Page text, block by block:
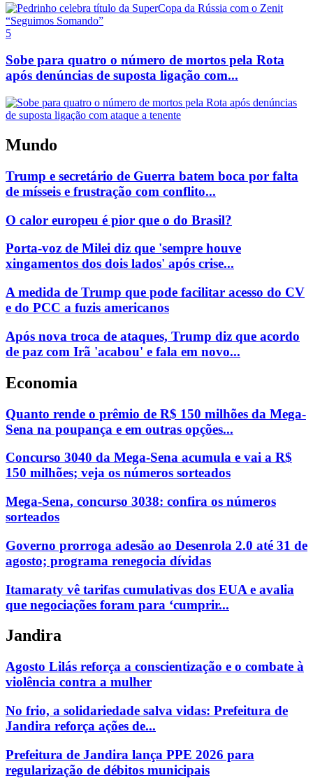
5
Sobe para quatro o número de mortos pela Rota
após denúncias de suposta ligação com...
Mundo
Trump e secretário de Guerra batem boca por falta
de mísseis e frustração com conflito...
O calor europeu é pior que o do Brasil?
Porta-voz de Milei diz que 'sempre houve
xingamentos dos dois lados' após crise...
A medida de Trump que pode facilitar acesso do CV
e do PCC a fuzis americanos
Após nova troca de ataques, Trump diz que acordo
de paz com Irã 'acabou' e fala em novo...
Economia
Quanto rende o prêmio de R$ 150 milhões da Mega-
Sena na poupança e em outras opções...
Concurso 3040 da Mega-Sena acumula e vai a R$
150 milhões; veja os números sorteados
Mega-Sena, concurso 3038: confira os números
sorteados
Governo prorroga adesão ao Desenrola 2.0 até 31 de
agosto; programa renegocia dívidas
Itamaraty vê tarifas cumulativas dos EUA e avalia
que negociações foram para ‘cumprir...
Jandira
Agosto Lilás reforça a conscientização e o combate à
violência contra a mulher
No frio, a solidariedade salva vidas: Prefeitura de
Jandira reforça ações de...
Prefeitura de Jandira lança PPE 2026 para
regularização de débitos municipais